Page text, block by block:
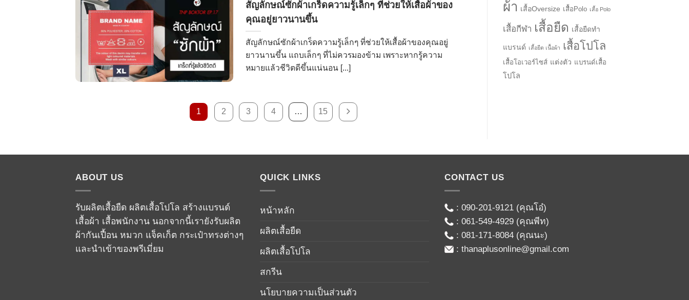
สัญลักษณ์ซักผ้าเกร็ดความรู้เล็กๆ ที่ช่วยให้เสื้อผ้าของ
คุณอยู่ยาวนานขึ้น
สัญลักษณ์ซักผ้าเกร็ดความรู้เล็กๆ ที่ช่วยให้เสื้อผ้าของคุณอยู่
ยาวนานขึ้น แถบเล็กๆ ที่ไม่ควรมองข้าม เพราะหากรู้ความ
หมายแล้วชีวิตดีขึ้นแน่นอน [...]
1 2 3 4 … 15
ผ้า เสื้อOversize เสื้อPolo เสื้อ Polo
เสื้อกีฬา เสื้อยืด เสื้อยืดทำ
แบรนด์ เสื้อยืด เนื้อผ้า เสื้อโปโล
เสื้อโอเวอร์ไซส์ แต่งตัว แบรนด์เสื้อ
โปโล
ABOUT US
รับผลิตเสื้อยืด ผลิตเสื้อโปโล สร้างแบรนด์
เสื้อผ้า เสื้อพนักงาน นอกจากนี้เรายังรับผลิต
ผ้ากันเปื้อน หมวก แจ็คเก็ต กระเป๋าทรงต่างๆ
และนำเข้าของพรีเมี่ยม
QUICK LINKS
หน้าหลัก
ผลิตเสื้อยืด
ผลิตเสื้อโปโล
สกรีน
นโยบายความเป็นส่วนตัว
CONTACT US
: 090-201-9121(คุณโอ๋)
: 061-549-4929(คุณพีท)
: 081-171-8084(คุณนะ)
: thanaplusonline@gmail.com